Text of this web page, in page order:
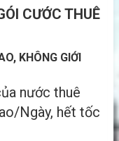
CƯỚC THUÊ
KHÔNG GIỚI
nước thuê
Ngày, hết tốc